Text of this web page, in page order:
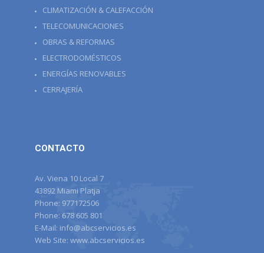
CLIMATIZACIÓN & CALEFACCIÓN
TELECOMUNICACIONES
OBRAS & REFORMAS
ELECTRODOMÉSTICOS
ENERGÍAS RENOVABLES
CERRAJERÍA
CONTACTO
Av. Viena 10 Local 7
43892 Miami Platja
Phone: 977172506
Phone: 678 605 801
E-Mail: info@abcservicios.es
Web Site: www.abcservicios.es